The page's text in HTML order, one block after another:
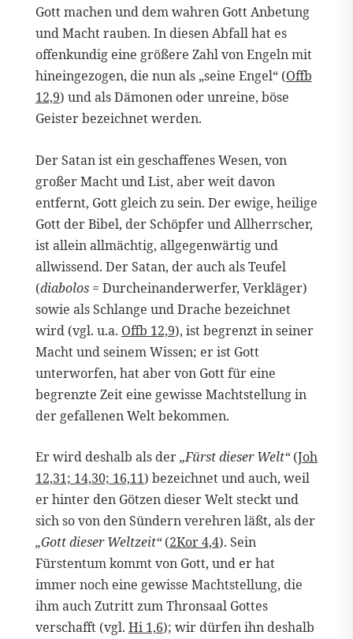
Gott machen und dem wahren Gott Anbetung
und Macht rauben. In diesen Abfall hat es
offenkundig eine größere Zahl von Engeln mit
hineingezogen, die nun als „seine Engel“ (Offb
12,9) und als Dämonen oder unreine, böse
Geister bezeichnet werden.
Der Satan ist ein geschaffenes Wesen, von
großer Macht und List, aber weit davon
entfernt, Gott gleich zu sein. Der ewige, heilige
Gott der Bibel, der Schöpfer und Allherrscher,
ist allein allmächtig, allgegenwärtig und
allwissend. Der Satan, der auch als Teufel
(diabolos= Durcheinanderwerfer, Verkläger)
sowie als Schlange und Drache bezeichnet
wird (vgl. u.a. Offb 12,9), ist begrenzt in seiner
Macht und seinem Wissen; er ist Gott
unterworfen, hat aber von Gott für eine
begrenzte Zeit eine gewisse Machtstellung in
der gefallenen Welt bekommen.
Er wird deshalb als der„Fürst dieser Welt“(Joh
12,31; 14,30; 16,11) bezeichnet und auch, weil
er hinter den Götzen dieser Welt steckt und
sich so von den Sündern verehren läßt, als der
„Gott dieser Weltzeit“(2Kor 4,4). Sein
Fürstentum kommt von Gott, und er hat
immer noch eine gewisse Machtstellung, die
ihm auch Zutritt zum Thronsaal Gottes
verschafft (vgl. Hi 1,6); wir dürfen ihn deshalb